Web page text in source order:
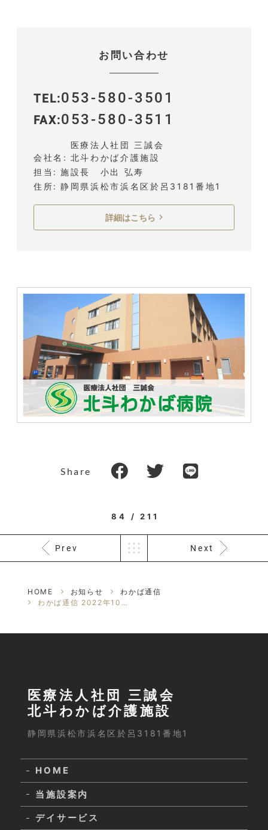
お問い合わせ
TEL 053-580-3501
FAX 053-580-3511
会社名
医療法人社団 三誠会
北斗わかば介護施設
担当
施設長 小出 弘寿
住所
静岡県浜松市浜名区於呂3181番地1
詳細はこちら
Share
84 / 211
Prev Next
HOME お知らせ
わかば通信
わかば通信 2022年10月号
医療法人社団 三誠会
北斗わかば介護施設
静岡県浜松市浜名区於呂3181番地1
HOME
当施設案内
デイサービス